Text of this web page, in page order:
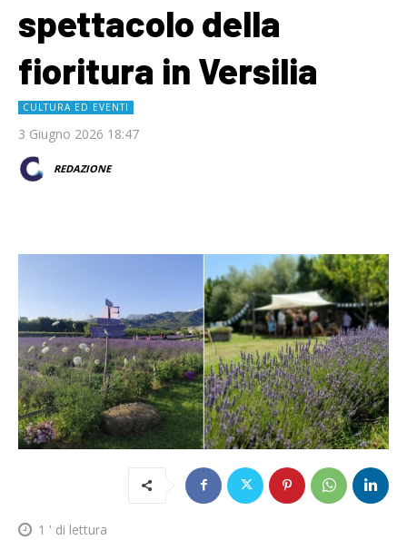
spettacolo della
fioritura in Versilia
CULTURA ED EVENTI
3 Giugno 2026 18:47
REDAZIONE
1 ' di lettura